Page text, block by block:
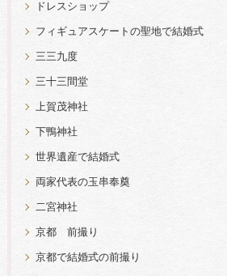
ドレスショップ
フィギュアスケートの聖地で結婚式
三三九度
三十三間堂
上賀茂神社
下鴨神社
世界遺産で結婚式
両家代表の玉串奉奠
二宮神社
京都 前撮り
京都で結婚式の前撮り